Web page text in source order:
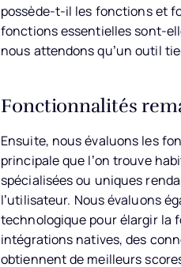
possède-t-il les fonctions et
fonctions essentielles sont-
nous attendons qu’un outil
Fonctionnalités
Ensuite, nous évaluons les
principale que l’on trouve
spécialisées ou uniques
l’utilisateur. Nous évaluons
technologique pour élargir la
intégrations natives, des
obtiennent de meilleurs